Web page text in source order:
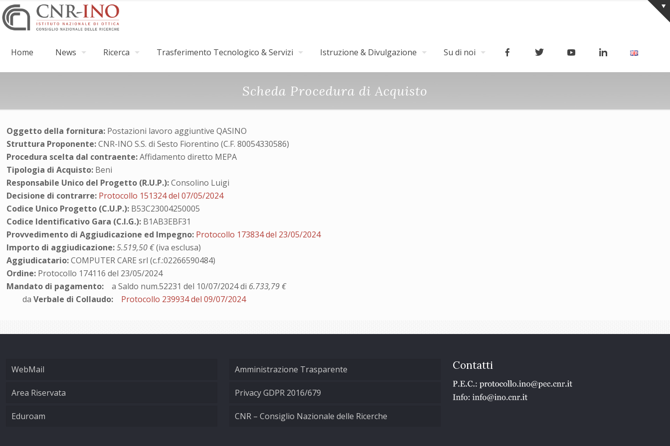
Home News Ricerca Trasferimento Tecnologico & Servizi Istruzione & Divulgazione Su di noi
Scheda Procedura di Acquisto
Oggetto della fornitura: Postazioni lavoro aggiuntive QASINO
Struttura Proponente:CNR-INO S.S. di Sesto Fiorentino (C.F. 80054330586)
Procedura scelta dal contraente:Affidamento diretto MEPA
Tipologia di Acquisto: Beni
Responsabile Unico del Progetto (R.U.P.):Consolino Luigi
Decisione di contrarre: Protocollo 151324 del 07/05/2024
Codice Unico Progetto (C.U.P.): B53C23004250005
Codice Identificativo Gara (C.I.G.): B1AB3EBF31
Provvedimento di Aggiudicazione ed Impegno: Protocollo 173834 del 23/05/2024
Importo di aggiudicazione: 5.519,50 €(iva esclusa)
Aggiudicatario:COMPUTER CARE srl (c.f.:02266590484)
Ordine: Protocollo 174116 del 23/05/2024
Mandato di pagamento: a Saldo num.52231 del 10/07/2024 di 6.733,79 €
daVerbale di Collaudo: Protocollo 239934 del 09/07/2024
WebMail
Area Riservata
Eduroam
Amministrazione Trasparente
Privacy GDPR 2016/679
CNR – Consiglio Nazionale delle Ricerche
Contatti